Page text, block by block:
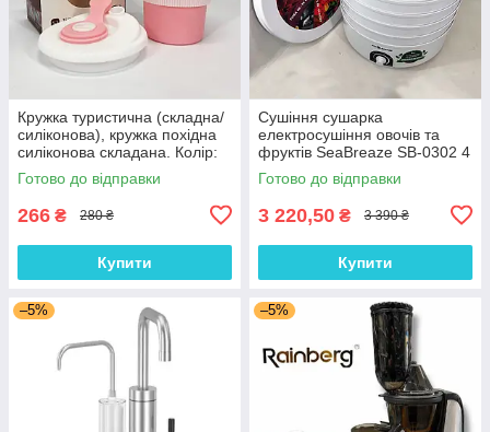
Кружка туристична (складна/
силіконова), кружка похідна
силіконова складана. Колір:
рожевий
Готово до відправки
266 ₴ 280 ₴
Купити
Сушіння сушарка
електросушіння овочів та
фруктів SeaBreaze SB-0302 4
секції 520Вт, 11л з
регулюванням потужності
Готово до відправки
3 220,50 ₴ 3 390 ₴
Купити
–5% –5%